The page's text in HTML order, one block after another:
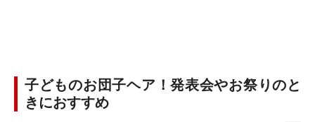
子どものお団子ヘア！発表会やお祭りのと
きにおすすめ